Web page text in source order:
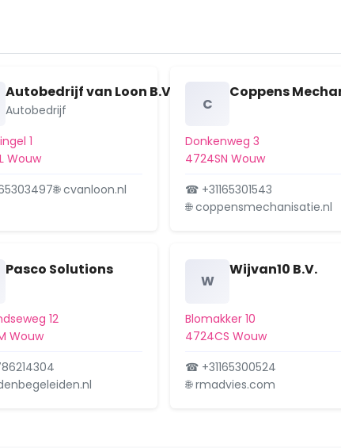
Autobedrijf van Loon B.V.
Autobedrijf
1
Wouw
🌐 cvanloon.nl
C
Coppens
Donkenweg 3
4724SN Wouw
☎ +31165301543
🌐 coppensmechanisatie.nl
Pasco Solutions
12
Wouw
W
Wijvan10 B.V.
Blomakker 10
4724CS Wouw
☎ +31165300524
🌐 rmadvies.com